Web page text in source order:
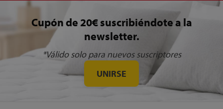
Cupón de 20€ suscribiéndote a la
newsletter.
*Válido solo para nuevos suscriptores
UNIRSE